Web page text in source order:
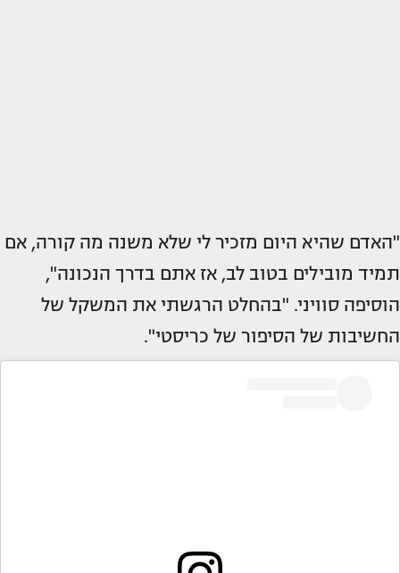
"האדם שהיא היום מזכיר לי שלא משנה מה קורה, אם
תמיד מובילים בטוב לב, אז אתם בדרך הנכונה",
הוסיפה סוויני. "בהחלט הרגשתי את המשקל של
החשיבות של הסיפור של כריסטי".